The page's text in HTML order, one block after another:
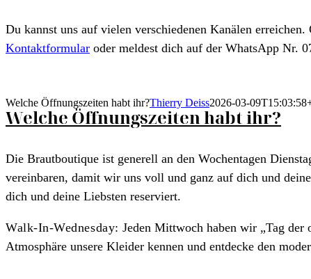
Du kannst uns auf vielen verschiedenen Kanälen
Kontaktformular oder meldest dich auf der WhatsApp Nr.
Welche Öffnungszeiten habt ihr?Thierry Deiss2026-03-
Welche Öffnungszeiten habt ihr?
Die Brautboutique ist generell an den Wochentagen
vereinbaren, damit wir uns voll und ganz auf dich und
dich und deine Liebsten reserviert.
Walk-In-Wednesday: Jeden Mittwoch haben wir „Tag der
Atmosphäre unsere Kleider kennen und entdecke den